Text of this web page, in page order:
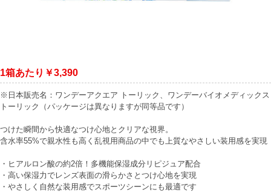
1箱あたり￥3,390
※日本販売名：ワンデーアクエア トーリック、ワンデーバイオメディックス
トーリック（パッケージは異なりますが同等品です）
つけた瞬間から快適なつけ心地とクリアな視界。
含水率55%で親水性も高く乱視用商品の中でも上質なやさしい装用感を実現
・ヒアルロン酸の約2倍！多機能保湿成分リピジュア配合
・高い保湿力でレンズ表面の滑らかさとつけ心地を実現
・やさしく自然な装用感でスポーツシーンにも最適です